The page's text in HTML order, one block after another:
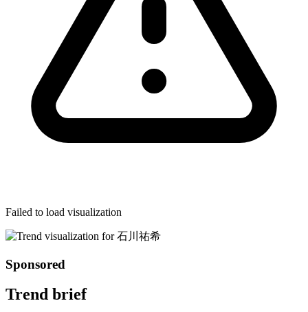
Failed to load visualization
Sponsored
Trend brief